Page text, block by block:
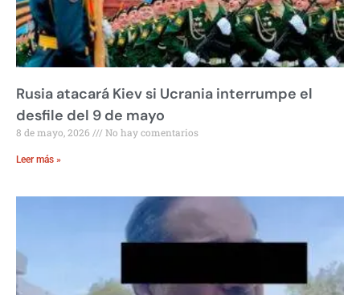
Rusia atacará Kiev si Ucrania interrumpe el
desfile del 9 de mayo
8 de mayo, 2026 No hay comentarios
Leer más »